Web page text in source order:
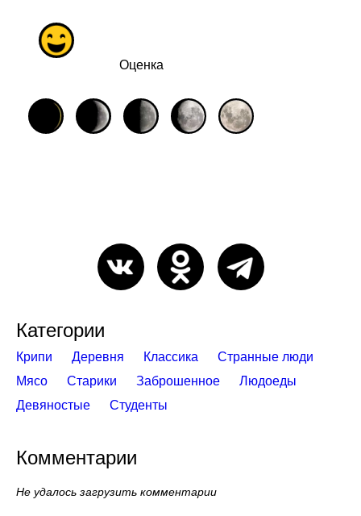
Оценка
Категории
Крипи Деревня Классика
Странные люди
Мясо
Старики Заброшенное
Людоеды
Девяностые
Студенты
Комментарии
Не удалось загрузить комментарии